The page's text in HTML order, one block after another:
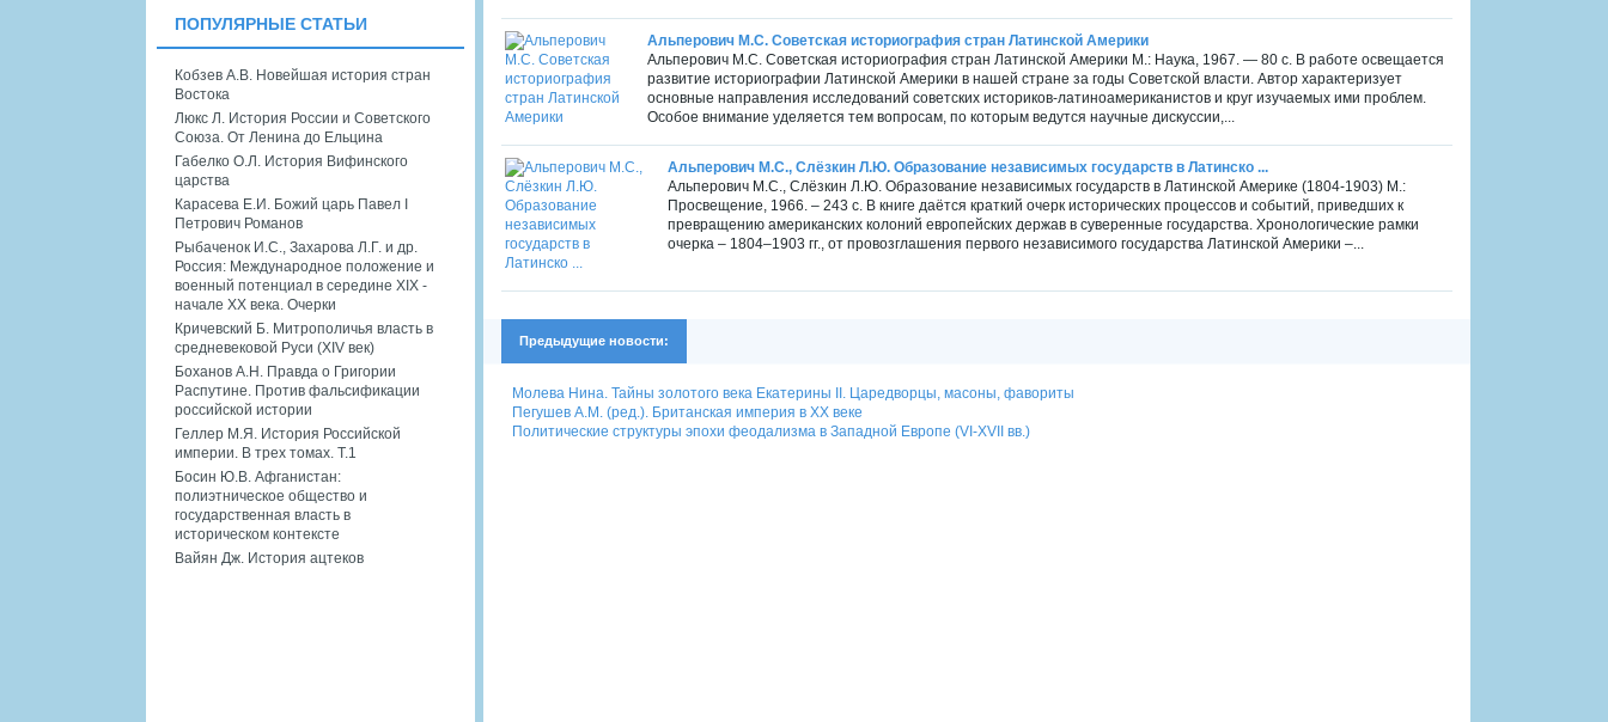
Альперович М.С. Советская историография стран Латинской Америки
Альперович М.С. Советская историография стран Латинской Америки М.: Наука, 1967. — 80 с. В работе освещается
развитие историографии Латинской Америки в нашей стране за годы Советской власти. Автор характеризует
основные направления исследований советских историков-латиноамериканистов и круг изучаемых ими проблем.
Особое внимание уделяется тем вопросам, по которым ведутся научные дискуссии,...
Альперович М.С., Слёзкин Л.Ю. Образование независимых государств в Латинско ...
Альперович М.С., Слёзкин Л.Ю. Образование независимых государств в Латинской Америке (1804-1903) М.:
Просвещение, 1966. – 243 с. В книге даётся краткий очерк исторических процессов и событий, приведших к
превращению американских колоний европейских держав в суверенные государства. Хронологические рамки
очерка – 1804–1903 гг., от провозглашения первого независимого государства Латинской Америки –...
Предыдущие новости:
Молева Нина. Тайны золотого века Екатерины II. Царедворцы, масоны, фавориты
Пегушев А.М. (ред.). Британская империя в XX веке
Политические структуры эпохи феодализма в Западной Европе (VI-XVII вв.)
ПОПУЛЯРНЫЕ СТАТЬИ
Кобзев А.В. Новейшая история стран
Востока
Люкс Л. История России и Советского
Союза. От Ленина до Ельцина
Габелко О.Л. История Вифинского
царства
Карасева Е.И. Божий царь Павел I
Петрович Романов
Рыбаченок И.С., Захарова Л.Г. и др.
Россия: Международное положение и
военный потенциал в середине XIX -
начале XX века. Очерки
Кричевский Б. Митрополичья власть в
средневековой Руси (XIV век)
Боханов А.Н. Правда о Григории
Распутине. Против фальсификации
российской истории
Геллер М.Я. История Российской
империи. В трех томах. Т.1
Босин Ю.В. Афганистан:
полиэтническое общество и
государственная власть в
историческом контексте
Вайян Дж. История ацтеков